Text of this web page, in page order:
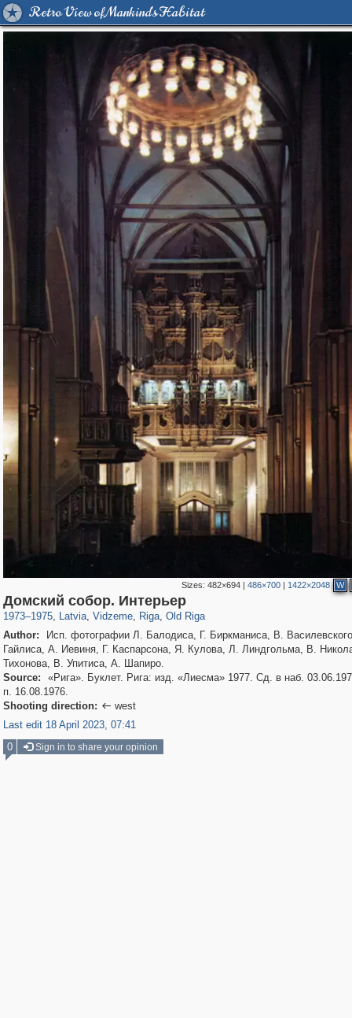
Retro View of Mankind's Habitat
Sizes:482×694 |486×700 | 1422×2048 W
Домский собор. Интерьер
1973–1975, Latvia
20,487 233
, Vidzeme
9,965 62
, Riga
7,206 55
, Old Riga
2,725 30
Author:
Исп. фотографии Л. Балодиса, Г. Биркманиса, В.
Гайлиса, А. Иевиня, Г. Каспарсона, Я. Кулова, Л. Линдгольма, В.
Тихонова, В. Упитиса, А. Шапиро.
Source:
«Рига». Буклет. Рига: изд. «Лиесма» 1977. Сд. в наб.
п. 16.08.1976.
Shooting direction:  west
Last edit 18 April 2023, 07:41
0
Sign in to share your opinion